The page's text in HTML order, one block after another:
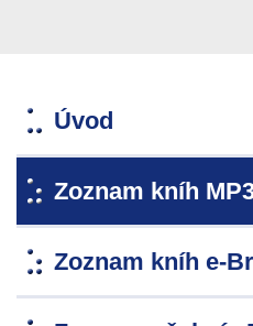
Úvod
Zoznam kníh
Zoznam kníh e-